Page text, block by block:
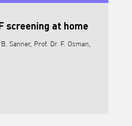
screening at home
Sanner, Prof. Dr. F. Osman,
era in AF screening at home